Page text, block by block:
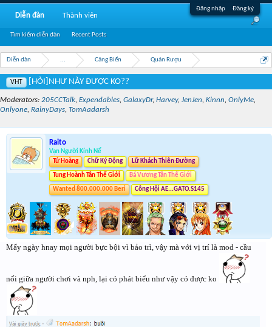
Đăng nhập Đăng ký
Diễn đàn ... Cảng Biển Quán Rượu
VHT [HỎI]NHƯ NÀY ĐƯỢC KO??
Moderators: 205CCTalk, Expendables, GalaxyDr, Harvey, JenJen, Kinnn, OnlyMe,
Onlyone, RainyDays, TomAadarsh
Raito
Vạn Người Kính Nể
Tứ Hoàng
Chữ Ký Động Lữ Khách Thiên Đường
Tung Hoành Tân Thế Giới Bá Vương Tân Thế Giới
Wanted 800.000.000 Beri Công Hội AE...GATO.S145
Mấy ngày hnay mọi người bực bội vì bảo trì, vậy mà với vị trí là mod - cầu
nối giữa người chơi và nph, lại có phát biểu như vậy có được ko
Diễn đàn
Tìm kiếm diễn đàn Recent Posts
Thành viên